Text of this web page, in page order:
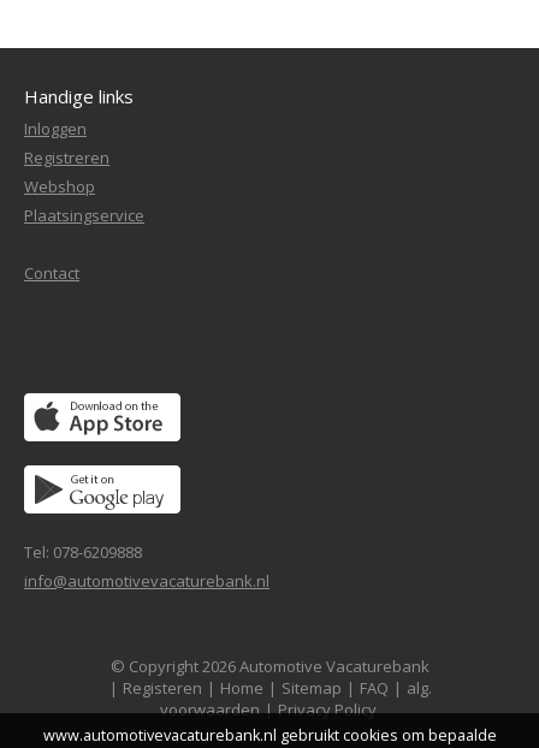
Handige links
Inloggen
Registreren
Webshop
Plaatsingservice
Contact
Tel: 078-6209888
info@automotivevacaturebank.nl
© Copyright 2026 Automotive Vacaturebank
| Registeren | Home | Sitemap | FAQ | alg.
voorwaarden | Privacy Policy
www.automotivevacaturebank.nl gebruikt cookies om bepaalde